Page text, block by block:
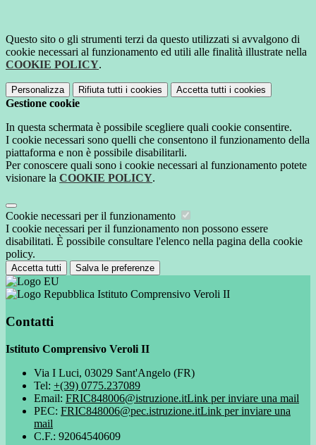
Questo sito o gli strumenti terzi da questo utilizzati si avvalgono di
cookie necessari al funzionamento ed utili alle finalità illustrate nella
COOKIE POLICY.
Personalizza Rifiuta tutti i cookies Accetta tutti i cookies
Gestione cookie
In questa schermata è possibile scegliere quali cookie consentire.
I cookie necessari sono quelli che consentono il funzionamento della
piattaforma e non è possibile disabilitarli.
Per conoscere quali sono i cookie necessari al funzionamento potete
visionare la COOKIE POLICY.
Cookie necessari per il funzionamento
I cookie necessari per il funzionamento non possono essere
disabilitati. È possibile consultare l'elenco nella pagina della cookie
policy.
Accetta tutti Salva le preferenze
Istituto Comprensivo Veroli II
Contatti
Istituto Comprensivo Veroli II
Via I Luci, 03029 Sant'Angelo (FR)
Tel: +(39) 0775.237089
Email: FRIC848006@istruzione.itLink per inviare una mail
PEC: FRIC848006@pec.istruzione.itLink per inviare una
mail
C.F.: 92064540609